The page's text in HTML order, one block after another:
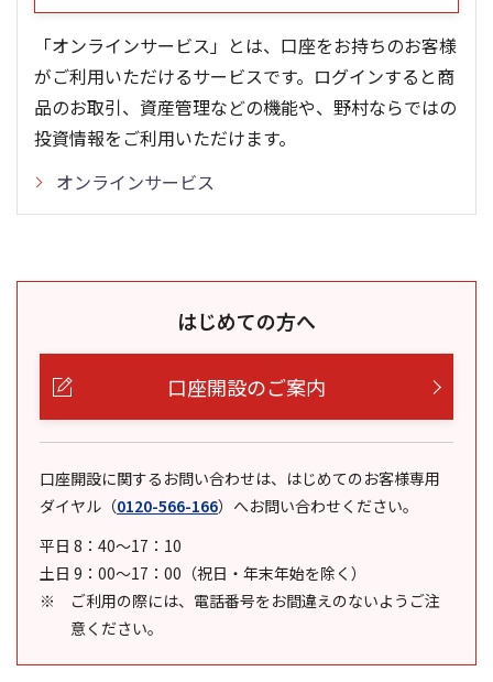
「オンラインサービス」とは、口座をお持ちのお客様
がご利用いただけるサービスです。ログインすると商
品のお取引、資産管理などの機能や、野村ならではの
投資情報をご利用いただけます。
オンラインサービス
はじめての方へ
口座開設のご案内
口座開設に関するお問い合わせは、はじめてのお客様専用
ダイヤル （0120-566-166） へお問い合わせください。
平日 8：40～17：10
土日 9：00～17：00（祝日・年末年始を除く）
ご利用の際には、電話番号をお間違えのないようご注
意ください。